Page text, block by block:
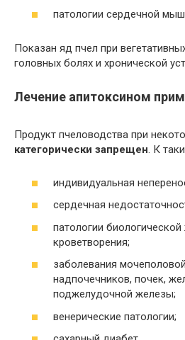
патологии сердечной
Показан яд пчел при
головных болях и хронической
Лечение апитоксином
Продукт пчеловодства при
категорически запрещен. К
индивидуальная
сердечная
патологии
кроветворения;
заболевания
надпочечников, почек,
поджелудочной железы;
венерические патологии;